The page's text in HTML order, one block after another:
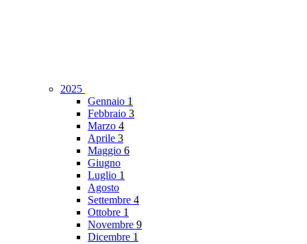
2025
Gennaio 1
Febbraio 3
Marzo 4
Aprile 3
Maggio 6
Giugno
Luglio 1
Agosto
Settembre 4
Ottobre 1
Novembre 9
Dicembre 1